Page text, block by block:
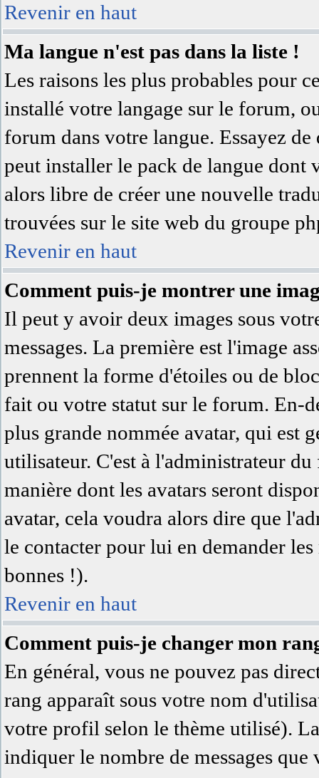
Revenir en haut
Ma langue n'est pas dans la liste !
Les raisons les plus probables pour
installé votre langage sur le forum,
forum dans votre langue. Essayez
peut installer le pack de langue dont
alors libre de créer une nouvelle
trouvées sur le site web du groupe
Revenir en haut
Comment puis-je montrer une
Il peut y avoir deux images sous
messages. La première est l'image
prennent la forme d'étoiles ou de
fait ou votre statut sur le forum. En-
plus grande nommée avatar, qui est
utilisateur. C'est à l'administrateur
manière dont les avatars seront
avatar, cela voudra alors dire que
le contacter pour lui en demander
bonnes !).
Revenir en haut
Comment puis-je changer mon
En général, vous ne pouvez pas
rang apparaît sous votre nom
votre profil selon le thème utilisé).
indiquer le nombre de messages